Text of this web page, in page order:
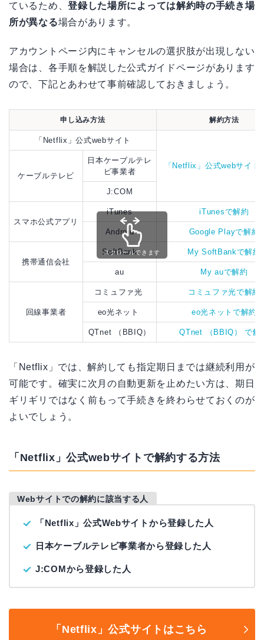
ているため、登録した場所によっては解約時の手続き場
所が異なる場合があります。
アカウントページ内にキャンセルの選択肢が出現しない
場合は、各手順を解説した公式ガイドページがあります
ので、下記とあわせて事前確認しておきましょう。
申し込み方法 解約方法
「Netflix」公式webサイト
「Netflix」公式webサイト
ケーブルテレビ
日本ケーブルテレ
ビ事業者
J:COM
スマホ公式アプリ
iTunes iTunesで解約
Android Google Playで解約
携帯通信会社
SoftBank My SoftBankで解約
au My auで解約
回線事業者
コミュファ光 コミュファ光で解約
eo光ネット eo光ネットで解約
QTnet （BBIQ） QTnet （BBIQ） で解
スクロールできます
「Netflix」では、解約しても指定期日までは継続利用が
可能です。確実に次月の自動更新を止めたい方は、期日
ギリギリではなく前もって手続きを終わらせておくのが
よいでしょう。
「Netflix」公式webサイトで解約する方法
Webサイトでの解約に該当する人
「Netflix」公式Webサイトから登録した人
日本ケーブルテレビ事業者から登録した人
J:COMから登録した人
「Netflix」公式サイトはこちら